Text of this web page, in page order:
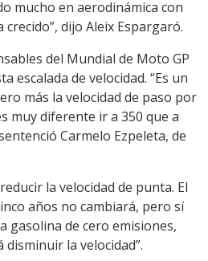
mucho en aerodinámica con
dijo Aleix Espargaró.
del Mundial de Moto GP
escalada de velocidad. “Es un
más la velocidad de paso por
muy diferente ir a 350 que a
Carmelo Ezpeleta, de
la velocidad de punta. El
años no cambiará, pero sí
gasolina de cero emisiones,
la velocidad”.